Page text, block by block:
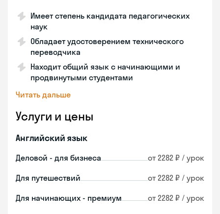
Имеет степень кандидата педагогических
наук
Обладает удостоверением технического
переводчика
Находит общий язык с начинающими и
продвинутыми студентами
Читать дальше
Услуги и цены
Английский язык
Деловой - для бизнеса от 2282 ₽ / урок
Для путешествий от 2282 ₽ / урок
Для начинающих - премиум от 2282 ₽ / урок